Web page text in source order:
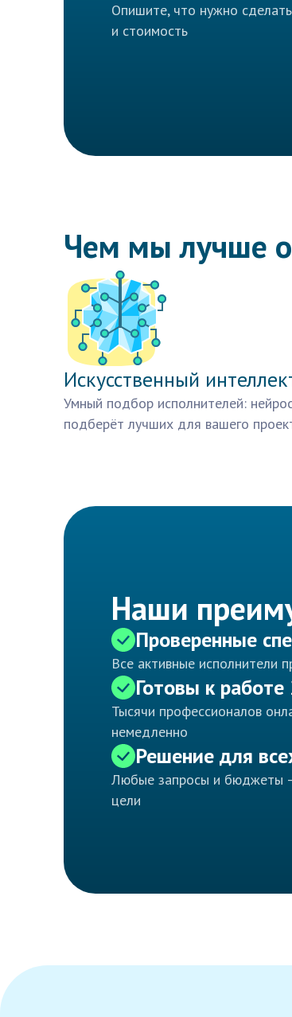
Опишите, что нужно
и стоимость
Чем мы лучше
Искусственный
Умный подбор исполнителей:
подберёт лучших для вашего
Наши
Проверенные
Все активные исполнители
Готовы к
Тысячи профессионалов
немедленно
Решение для
Любые запросы и бюджеты
цели